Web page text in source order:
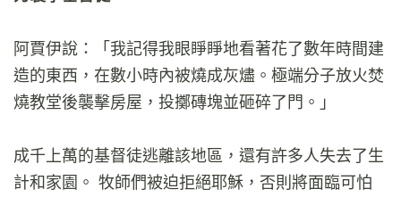
阿賈伊說：「我記得我眼睜睜地看著花了數年時間建
造的東西，在數小時內被燒成灰燼。極端分子放火焚
燒教堂後襲擊房屋，投擲磚塊並砸碎了門。」
成千上萬的基督徒逃離該地區，還有許多人失去了生
計和家園。 牧師們被迫拒絕耶穌，否則將面臨可怕